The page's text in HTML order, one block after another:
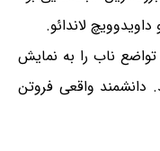
لاندائو.
تواضع ناب را به نمایش
دانشمند واقعی فروتن